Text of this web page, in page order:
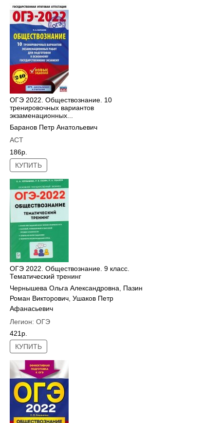
ОГЭ 2022. Обществознание. 10
тренировочных вариантов
экзаменационных...
Баранов Петр Анатольевич
АСТ
186р.
КУПИТЬ
ОГЭ 2022. Обществознание. 9 класс.
Тематический тренинг
Чернышева Ольга Александровна
Пазин
Роман Викторович Ушаков Петр
Афанасьевич
Легион: ОГЭ
421р.
КУПИТЬ